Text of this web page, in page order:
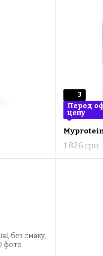
3
Перед
цену
1 826 грн